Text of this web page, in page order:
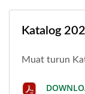
Katalog
Muat turun